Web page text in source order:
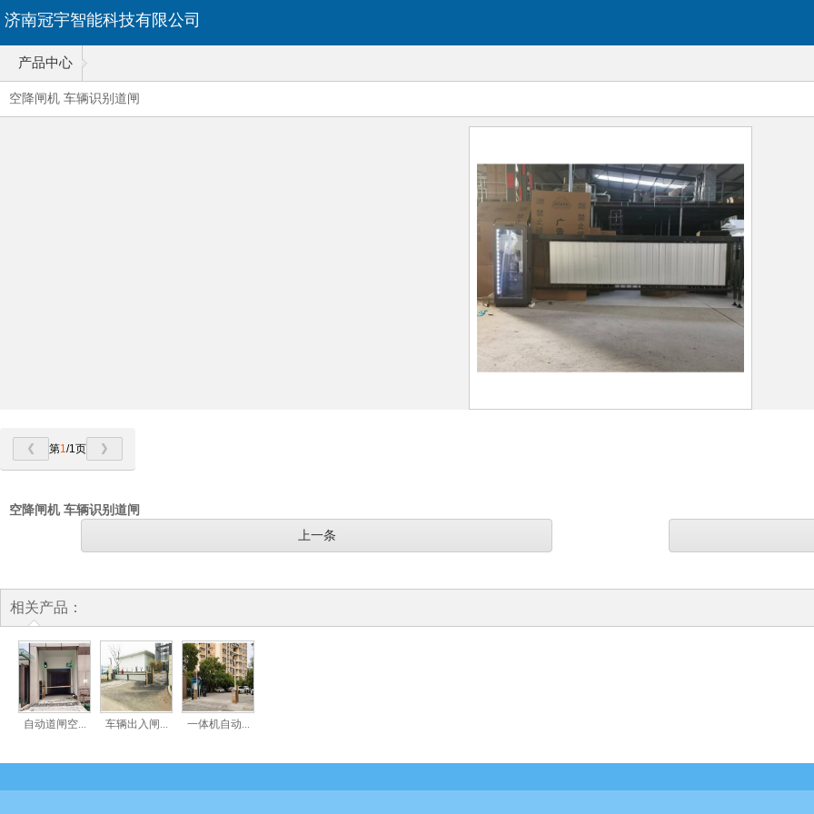
济南冠宇智能科技有限公司
产品中心
空降闸机 车辆识别道闸
第1/1页
空降闸机 车辆识别道闸
上一条
相关产品：
自动道闸空... 车辆出入闸... 一体机自动...